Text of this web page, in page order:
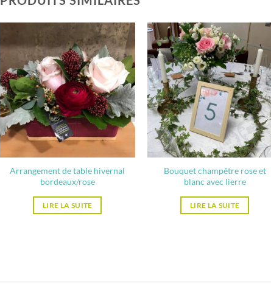
Arrangement de table hivernal
bordeaux/rose
LIRE LA SUITE
Bouquet champêtre rose et
blanc avec lierre
LIRE LA SUITE